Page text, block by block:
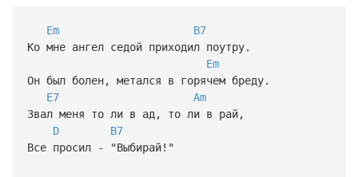
Em
B7
Ко мне ангел седой приходил поутру.
Em
Он был болен, метался в горячем бреду.
E7
Am
Звал меня то ли в ад, то ли в рай,
D
B7
Все просил - "Выбирай!"